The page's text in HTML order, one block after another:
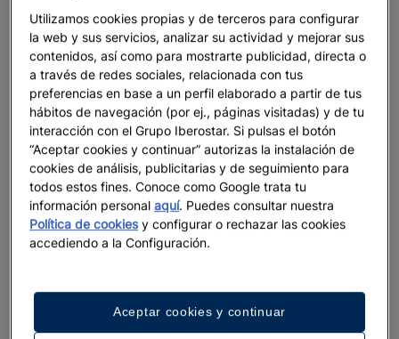
Utilizamos cookies propias y de terceros para configurar
la web y sus servicios, analizar su actividad y mejorar sus
contenidos, así como para mostrarte publicidad, directa o
a través de redes sociales, relacionada con tus
preferencias en base a un perfil elaborado a partir de tus
hábitos de navegación (por ej., páginas visitadas) y de tu
interacción con el Grupo Iberostar. Si pulsas el botón
“Aceptar cookies y continuar” autorizas la instalación de
cookies de análisis, publicitarias y de seguimiento para
todos estos fines. Conoce como Google trata tu
información personalaquí. Puedes consultar nuestra
Política de cookiesy configurar o rechazar las cookies
accediendo a la Configuración.
Aceptar cookies y continuar